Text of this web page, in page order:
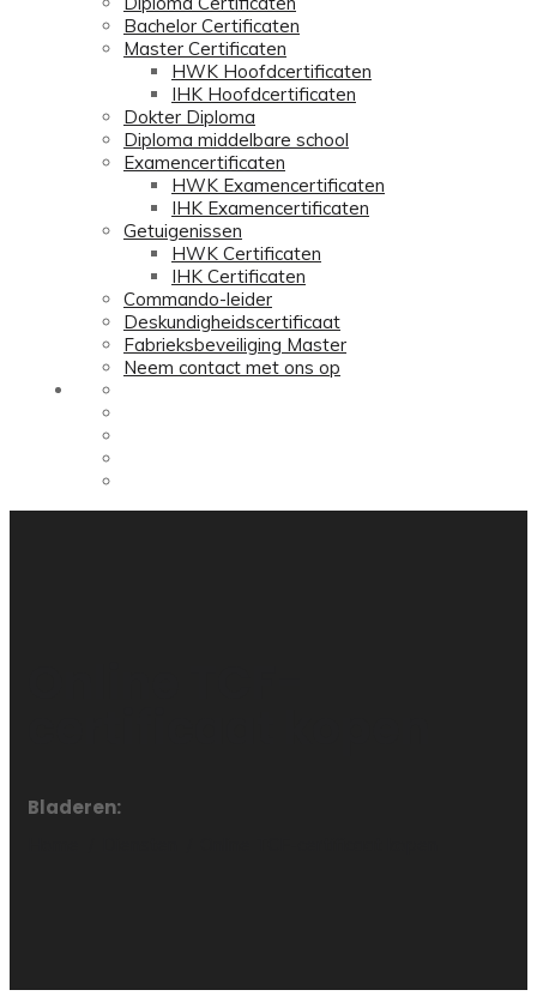
Bachelor Certificaten
Master Certificaten
HWK Hoofdcertificaten
IHK Hoofdcertificaten
Dokter Diploma
Diploma middelbare school
Examencertificaten
HWK Examencertificaten
IHK Examencertificaten
Getuigenissen
HWK Certificaten
IHK Certificaten
Commando-leider
Deskundigheidscertificaat
Fabrieksbeveiliging Master
Neem contact met ons op
Bladeren: